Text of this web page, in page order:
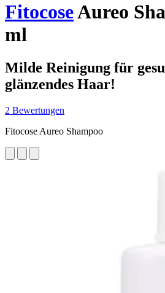
FitocoseAureo
ml
Milde Reinigung für
glänzendes Haar!
2 Bewertungen
Fitocose Aureo Shampoo